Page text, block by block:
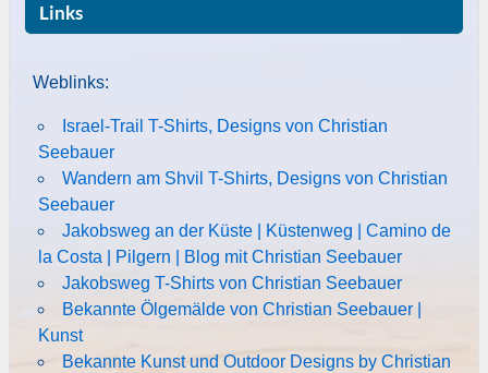
Links
Weblinks:
Israel-Trail T-Shirts, Designs von Christian
Seebauer
Wandern am Shvil T-Shirts, Designs von Christian
Seebauer
Jakobsweg an der Küste | Küstenweg | Camino de
la Costa | Pilgern | Blog mit Christian Seebauer
Jakobsweg T-Shirts von Christian Seebauer
Bekannte Ölgemälde von Christian Seebauer |
Kunst
Bekannte Kunst und Outdoor Designs by Christian